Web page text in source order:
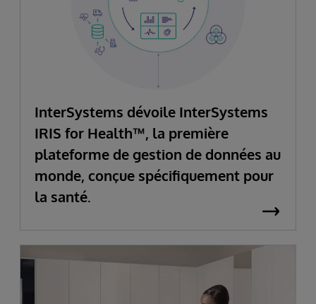
InterSystems dévoile InterSystems
IRIS for Health™, la première
plateforme de gestion de données au
monde, conçue spécifiquement pour
la santé.